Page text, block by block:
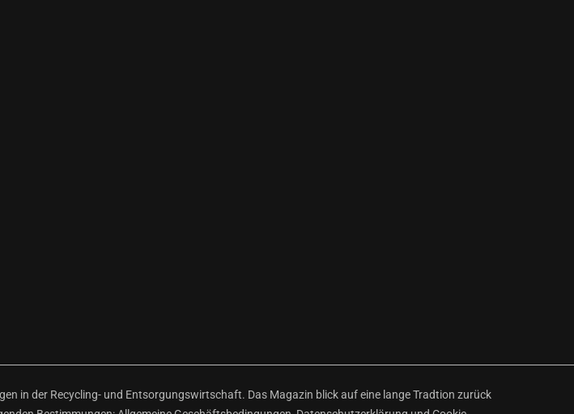
in der Recycling- und Entsorgungswirtschaft. Das Magazin blick auf eine lange Tradtion zurück